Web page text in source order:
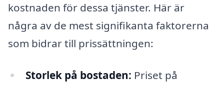
kostnaden för dessa tjänster. Här är
några av de mest signifikanta faktorerna
som bidrar till prissättningen:
Storlek på bostaden: Priset på